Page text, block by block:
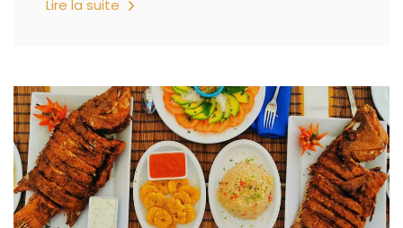
Lire la suite